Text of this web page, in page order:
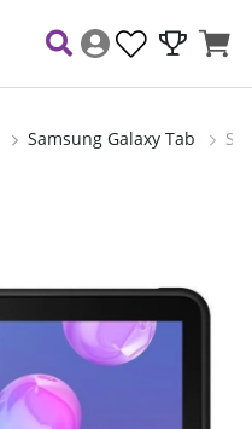
Samsung Galaxy Tab